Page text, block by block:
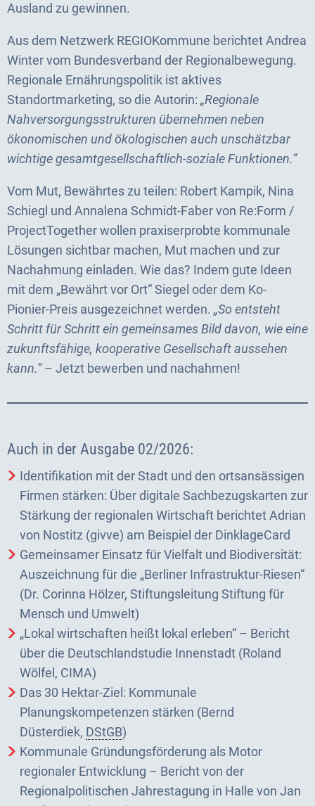
Ausland zu gewinnen.
Aus dem Netzwerk REGIOKommune berichtet Andrea
Winter vom Bundesverband der Regionalbewegung.
Regionale Ernährungspolitik ist aktives
Standortmarketing, so die Autorin: „Regionale
Nahversorgungsstrukturen übernehmen neben
ökonomischen und ökologischen auch unschätzbar
wichtige gesamtgesellschaftlich-soziale Funktionen.“
Vom Mut, Bewährtes zu teilen: Robert Kampik, Nina
Schiegl und Annalena Schmidt-Faber von Re:Form /
ProjectTogether wollen praxiserprobte kommunale
Lösungen sichtbar machen, Mut machen und zur
Nachahmung einladen. Wie das? Indem gute Ideen
mit dem „Bewährt vor Ort“ Siegel oder dem Ko-
Pionier-Preis ausgezeichnet werden. „So entsteht
Schritt für Schritt ein gemeinsames Bild davon, wie eine
zukunftsfähige, kooperative Gesellschaft aussehen
kann.“– Jetzt bewerben und nachahmen!
Auch in der Ausgabe 02/2026:
Identifikation mit der Stadt und den ortsansässigen
Firmen stärken: Über digitale Sachbezugskarten zur
Stärkung der regionalen Wirtschaft berichtet Adrian
von Nostitz (givve) am Beispiel der DinklageCard
Gemeinsamer Einsatz für Vielfalt und Biodiversität:
Auszeichnung für die „Berliner Infrastruktur-Riesen“
(Dr. Corinna Hölzer, Stiftungsleitung Stiftung für
Mensch und Umwelt)
„Lokal wirtschaften heißt lokal erleben“ – Bericht
über die Deutschlandstudie Innenstadt (Roland
Wölfel, CIMA)
Das 30 Hektar-Ziel: Kommunale
Planungskompetenzen stärken (Bernd
Düsterdiek, DStGB)
Kommunale Gründungsförderung als Motor
regionaler Entwicklung – Bericht von der
Regionalpolitischen Jahrestagung in Halle von Jan